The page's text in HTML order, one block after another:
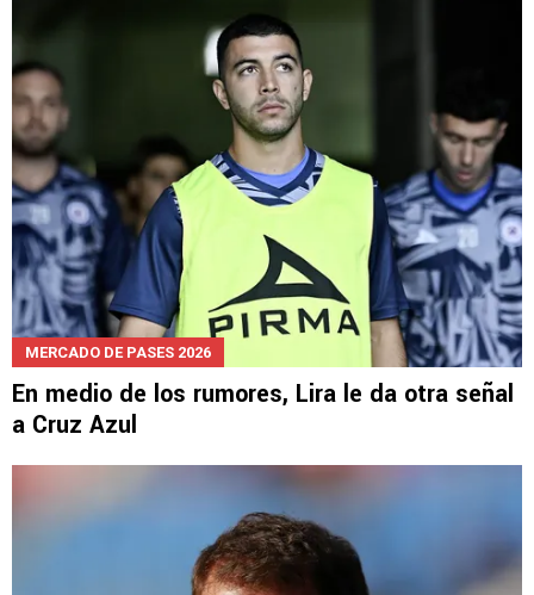
MERCADO DE PASES 2026
En medio de los rumores, Lira le da otra señal
a Cruz Azul